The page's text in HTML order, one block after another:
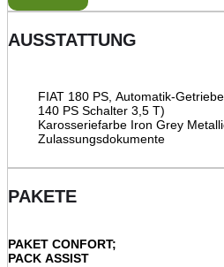
AUSSTATTUNG
FIAT 180 PS, Automatik-
140 PS Schalter 3,5 T)
Karosseriefarbe Iron Grey
Zulassungsdokumente
PAKETE
PAKET CONFORT;
PACK ASSIST